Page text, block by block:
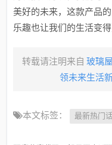
美好的未来，这款产品
乐趣也让我们的生活变
转载请注明来自 玻璃屋
领未来生活
本文标签： 最新热门